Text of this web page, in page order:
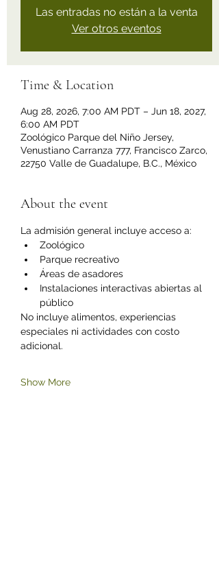
Las entradas no están a la venta
Ver otros eventos
Time & Location
Aug 28, 2026, 7:00 AM PDT – Jun 18, 2027,
6:00 AM PDT
Zoológico Parque del Niño Jersey,
Venustiano Carranza 777, Francisco Zarco,
22750 Valle de Guadalupe, B.C., México
About the event
La admisión general incluye acceso a:
Zoológico
Parque recreativo
Áreas de asadores
Instalaciones interactivas abiertas al
público
No incluye alimentos, experiencias
especiales ni actividades con costo
adicional.
Show More